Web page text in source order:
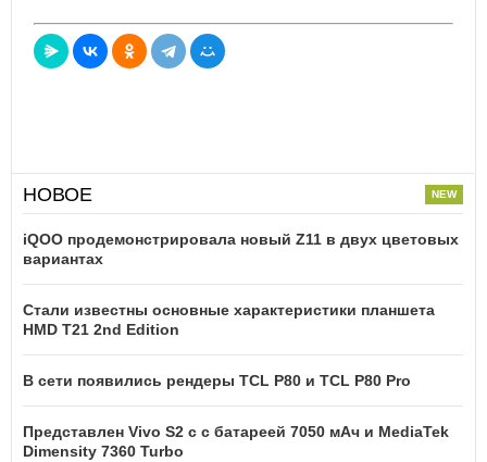
НОВОЕ
iQOO продемонстрировала новый Z11 в двух цветовых
вариантах
Стали известны основные характеристики планшета
HMD T21 2nd Edition
В сети появились рендеры TCL P80 и TCL P80 Pro
Представлен Vivo S2 с с батареей 7050 мАч и MediaTek
Dimensity 7360 Turbo